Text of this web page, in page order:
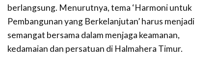
berlangsung. Menurutnya, tema ‘Harmoni untuk
Pembangunan yang Berkelanjutan’ harus menjadi
semangat bersama dalam menjaga keamanan,
kedamaian dan persatuan di Halmahera Timur.